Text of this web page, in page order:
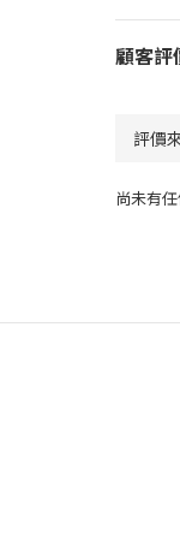
顧客評
尚未有